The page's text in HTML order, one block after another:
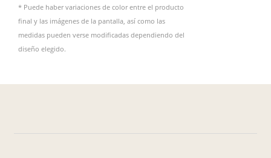
* Puede haber variaciones de color entre el producto
final y las imágenes de la pantalla, así como las
medidas pueden verse modificadas dependiendo del
diseño elegido.